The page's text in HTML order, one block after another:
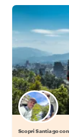
Scopri Santiago